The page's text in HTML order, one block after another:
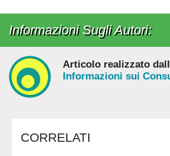
Informazioni Sugli Autori:
Articolo realizzato
Informazioni sui
CORRELATI